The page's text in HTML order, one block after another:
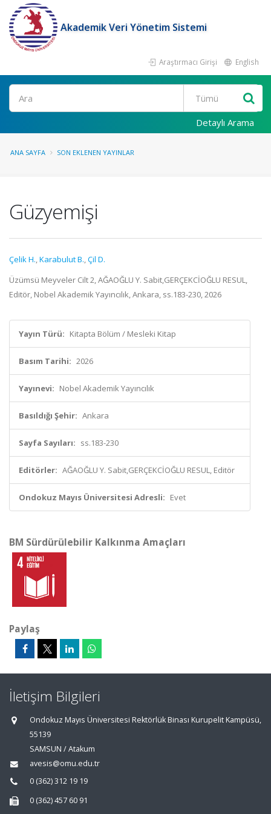
Akademik Veri Yönetim Sistemi
Araştırmacı Girişi English
Ara
Detaylı Arama
ANA SAYFA SON EKLENEN YAYINLAR
Güzyemişi
Çelik H.,Karabulut B.,Çil D.
Üzümsü Meyveler Cilt 2, AĞAOĞLU Y. Sabit,GERÇEKCİOĞLU RESUL,
Editör, Nobel Akademik Yayıncılık, Ankara, ss.183-230, 2026
Yayın Türü: Kitapta Bölüm / Mesleki Kitap
Basım Tarihi: 2026
Yayınevi: Nobel Akademik Yayıncılık
Basıldığı Şehir: Ankara
Sayfa Sayıları: ss.183-230
Editörler: AĞAOĞLU Y. Sabit,GERÇEKCİOĞLU RESUL, Editör
Ondokuz Mayıs Üniversitesi Adresli: Evet
BM Sürdürülebilir Kalkınma Amaçları
Paylaş
İletişim Bilgileri
Ondokuz Mayıs Üniversitesi Rektörlük Binası Kurupelit Kampüsü,
55139
SAMSUN / Atakum
avesis@omu.edu.tr
0 (362) 312 19 19
0 (362) 457 60 91